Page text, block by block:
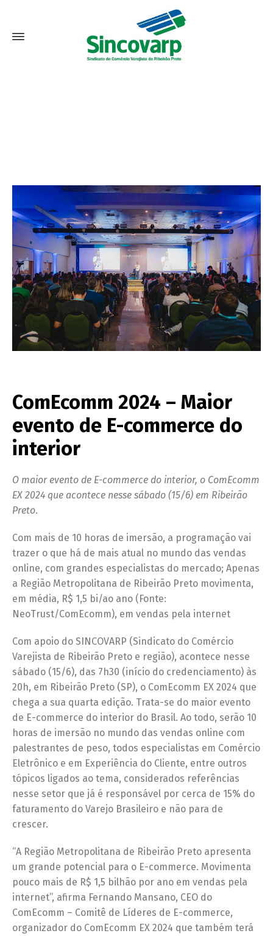
ComEcomm 2024 – Maior
evento de E-commerce do
interior
O maior evento de E-commerce do interior, o ComEcomm
EX 2024 que acontece nesse sábado (15/6) em Ribeirão
Preto.
Com mais de 10 horas de imersão, a programação vai
trazer o que há de mais atual no mundo das vendas
online, com grandes especialistas do mercado; Apenas
a Região Metropolitana de Ribeirão Preto movimenta,
em média, R$ 1,5 bi/ao ano (Fonte:
NeoTrust/ComEcomm), em vendas pela internet
Com apoio do SINCOVARP (Sindicato do Comércio
Varejista de Ribeirão Preto e região), acontece nesse
sábado (15/6), das 7h30 (início do credenciamento) às
20h, em Ribeirão Preto (SP), o ComEcomm EX 2024 que
chega a sua quarta edição. Trata-se do maior evento
de E-commerce do interior do Brasil. Ao todo, serão 10
horas de imersão no mundo das vendas online com
palestrantes de peso, todos especialistas em Comércio
Eletrônico e em Experiência do Cliente, entre outros
tópicos ligados ao tema, considerados referências
nesse setor que já é responsável por cerca de 15% do
faturamento do Varejo Brasileiro e não para de
crescer.
“A Região Metropolitana de Ribeirão Preto apresenta
um grande potencial para o E-commerce. Movimenta
pouco mais de R$ 1,5 bilhão por ano em vendas pela
internet”, afirma Fernando Mansano, CEO do
ComEcomm – Comitê de Líderes de E-commerce,
organizador do ComEcomm EX 2024 que também terá